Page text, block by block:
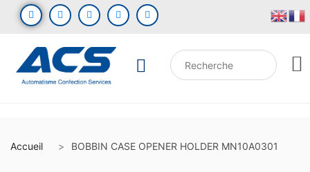
Accueil BOBBIN CASE OPENER HOLDER MN10A0301